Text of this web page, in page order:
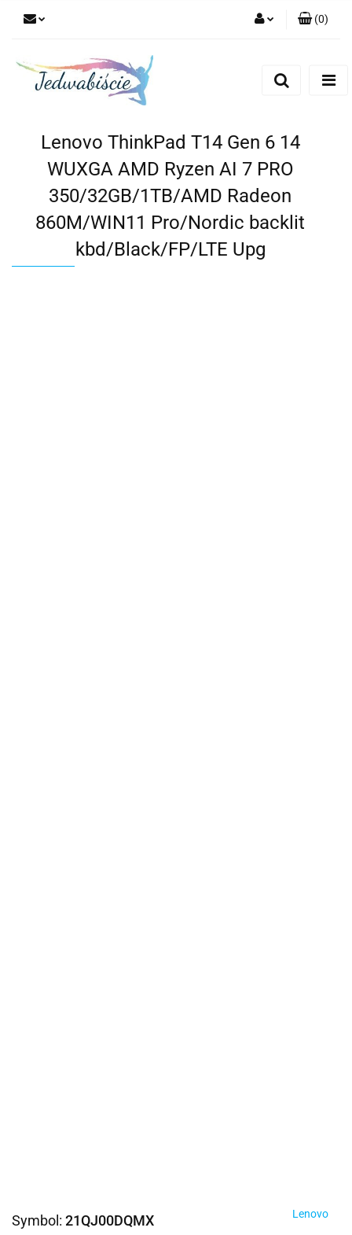
(0)
Lenovo ThinkPad T14 Gen 6 14
WUXGA AMD Ryzen AI 7 PRO
350/32GB/1TB/AMD Radeon
860M/WIN11 Pro/Nordic backlit
kbd/Black/FP/LTE Upg
Symbol: 21QJ00DQMX Lenovo